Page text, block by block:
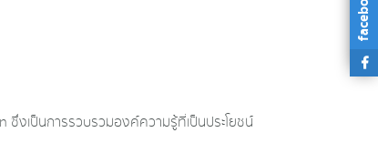
ซึ่งเป็นการรวบรวมองค์ความรู้ที่เป็นประโยชน์
facebook